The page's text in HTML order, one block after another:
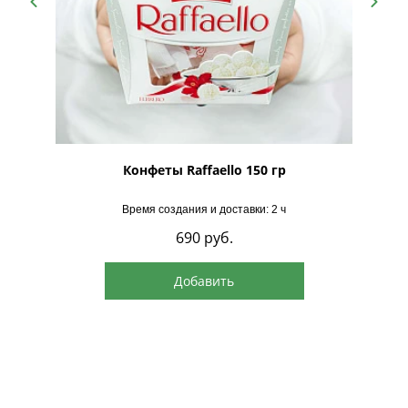
Конфеты Raffaello 150 гр
Время создания и доставки: 2 ч
690 руб.
Добавить